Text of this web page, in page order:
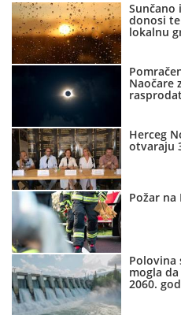
Sunčano
donosi
lokalnu
Naočare
Herceg
otvaraju
Požar
Polovina
mogla
2060.